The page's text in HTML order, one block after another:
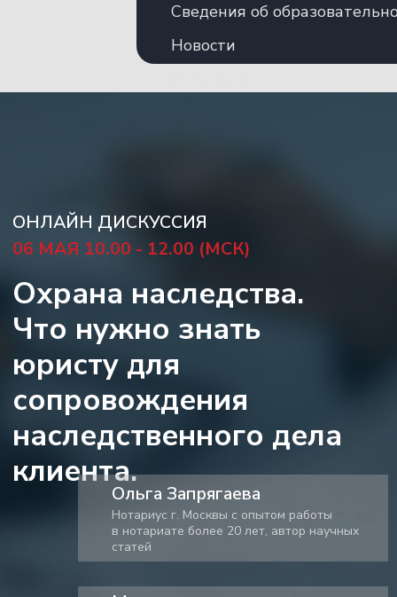
Новости
Сведения об
сопровождения
наследственного дела
клиента.
Купить вебинар = 3900
Модератор дискуссии
Диана Арямнова -
Юрист, медиатор, co-founder
и управляющий «Высшая школа НЕО»
Нотариус г. Москвы с опытом работы
в нотариате более 20 лет, автор научных